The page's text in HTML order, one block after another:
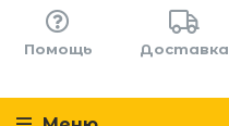
Помощь Доставка